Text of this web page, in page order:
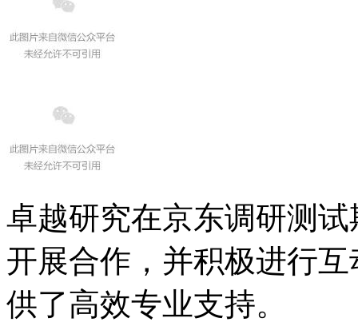
卓越研究在京东调研测
开展合作，并积极进行
供了高效专业支持。